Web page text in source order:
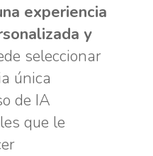
experiencia
y
seleccionar
única
de IA
que le